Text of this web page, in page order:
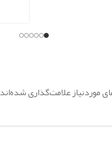
موردنیاز علامت‌گذاری شده‌اند